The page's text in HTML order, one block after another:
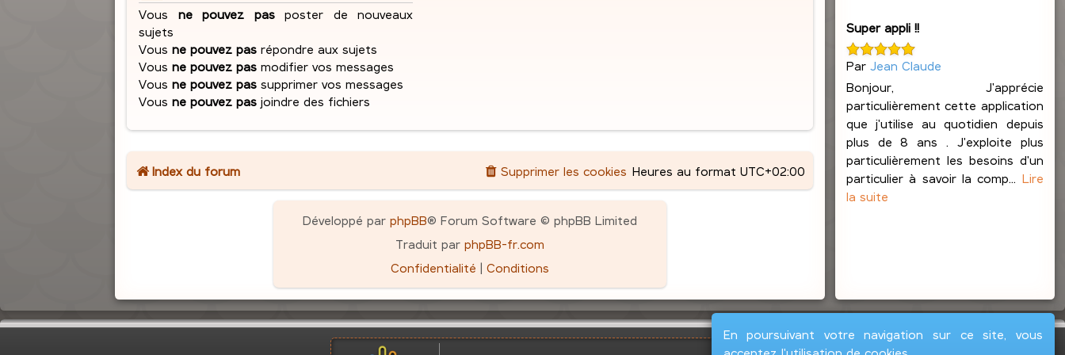
Vous ne pouvez pasposter de nouveaux
sujets
Vousne pouvez pas répondre aux sujets
Vousne pouvez pas modifier vos messages
Vousne pouvez pas supprimer vos messages
Vousne pouvez pas joindre des fichiers
Index du forum Heures au format UTC+02:00
Supprimer les cookies
Développé par phpBB® Forum Software © phpBB Limited
Traduit par phpBB-fr.com
Confidentialité | Conditions
Super appli !!
Par Jean Claude
Bonjour, J'apprécie
particulièrement cette application
que j'utilise au quotidien depuis
plus de 8 ans . J'exploite plus
particulièrement les besoins d'un
particulier à savoir la comp... Lire
la suite
En poursuivant votre navigation sur ce site, vous
acceptez l'utilisation de cookies.